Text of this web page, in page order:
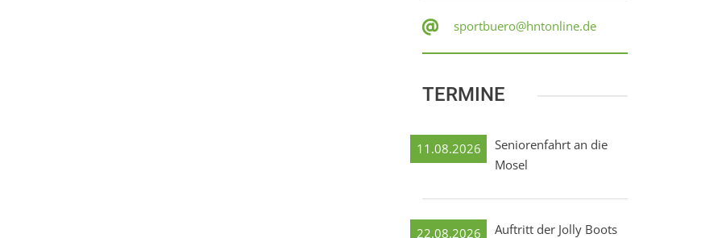
sportbuero@hntonline.de
TERMINE
11.08.2026
Seniorenfahrt an die
Mosel
22.08.2026
Auftritt der Jolly Boots